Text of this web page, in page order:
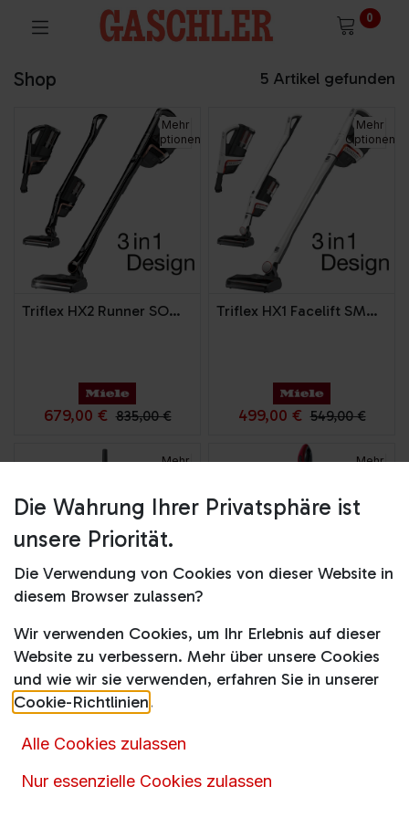
0
Shop 5 Artikel gefunden
Mehr
Optionen
Triflex HX2 Runner SOML 5
679,00 € 835,00€
Mehr
Optionen
Triflex HX1 Facelift SMUL1 Lotosweiss
499,00 € 549,00€
Mehr
289,00€
Mehr
Die Wahrung Ihrer Privatsphäre ist
unsere Priorität.
Die Verwendung von Cookies von dieser Website in
diesem Browser zulassen?
Wir verwenden Cookies, um Ihr Erlebnis auf dieser
Website zu verbessern. Mehr über unsere Cookies
und wie wir sie verwenden, erfahren Sie in unserer
Cookie-Richtlinien.
Alle Cookies zulassen
Nur essenzielle Cookies zulassen